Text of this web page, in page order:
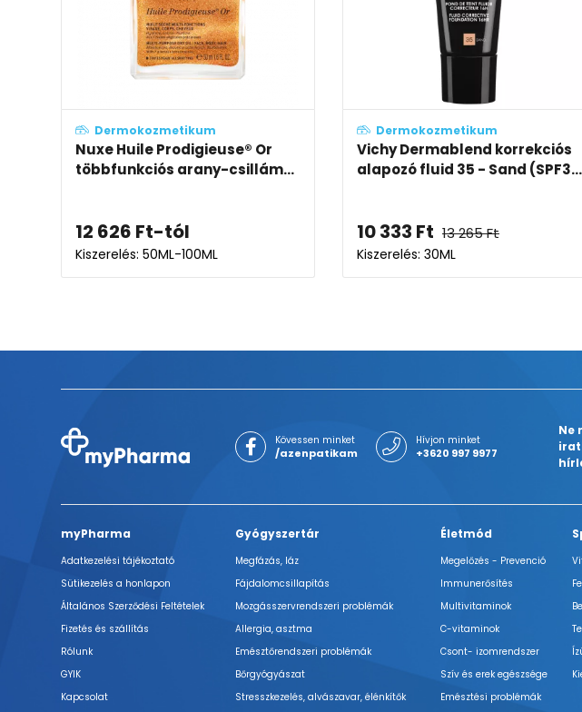
Dermokozmetikum
Nuxe Huile Prodigieuse® Or
többfunkciós arany-csillám...
12 626 Ft-tól
Kiszerelés: 50ML-100ML
Dermokozmetikum
Vichy Dermablend korrekciós
alapozó fluid 35 - Sand (SPF3...
10 333 Ft 13 265Ft
Kiszerelés: 30ML
Kövessen minket
/azenpatikam
Hívjon minket
+3620 997 9977
Ne
myPharma
Adatkezelési tájékoztató
Sütikezelés a honlapon
Általános Szerződési Feltételek
Fizetés és szállítás
Rólunk
GYIK
Kapcsolat
Gyógyszertár
Megfázás, láz
Fájdalomcsillapítás
Mozgásszervrendszeri problémák
Allergia, asztma
Emésztőrendszeri problémák
Bőrgyógyászat
Stresszkezelés, alvászavar, élénkítők
Életmód
Megelőzés - Prevenció
Immunerősítés
Multivitaminok
C-vitaminok
Csont- izomrendszer
Szív és erek egészsége
Emésztési problémák